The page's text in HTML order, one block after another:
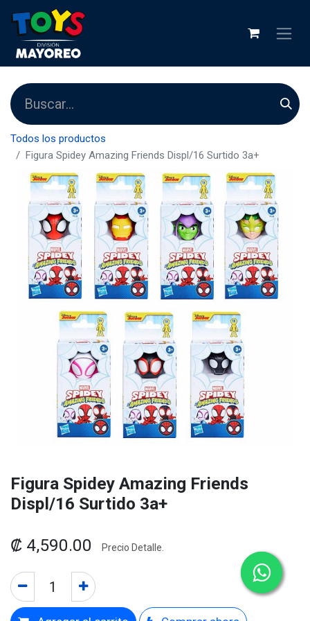
Todos los productos
Figura Spidey Amazing Friends Displ/16 Surtido 3a+
Figura Spidey Amazing Friends
Displ/16 Surtido 3a+
₡ 4,590.00 Precio Detalle.